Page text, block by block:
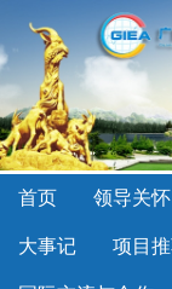
首页 领导关怀
大事记 项目